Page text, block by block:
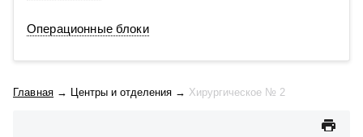
Операционные блоки
Главная → Центры и отделения → Хирургическое № 2